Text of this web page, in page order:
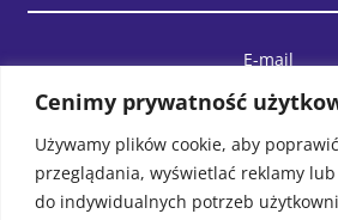
Cenimy prywatność
Używamy plików cookie, aby
przeglądania, wyświetlać reklamy
do indywidualnych potrzeb